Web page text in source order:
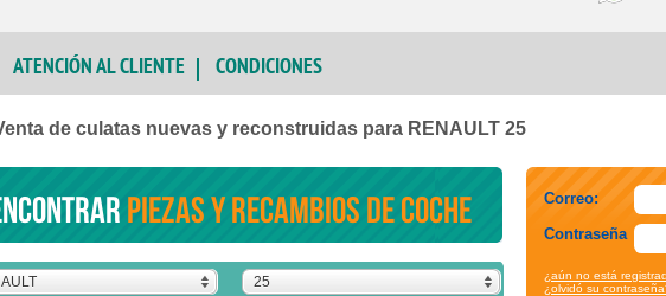
ATENCIÓN AL CLIENTE CONDICIONES
de culatas nuevas y reconstruidas para RENAULT 25
piezas y recambios de coche
25
Correo:
Contraseña
¿aún no está
¿olvidó su